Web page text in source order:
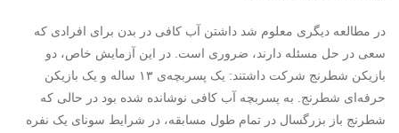
در مطالعه‌ دیگری معلوم شد داشتن آب کافی در بدن برای افرادی که
سعی در حل مسئله دارند، ضروری است. در این آزمایش خاص، دو
بازیکن شطرنج شرکت داشتند: یک پسربچه‌ی ۱۳ ساله و یک بازیکن
حرفه‌ای شطرنج. به پسربچه آب کافی نوشانده شده بود در حالی که
شطرنج باز بزرگسال در تمام طول مسابقه، در شرایط سونای یک نفره